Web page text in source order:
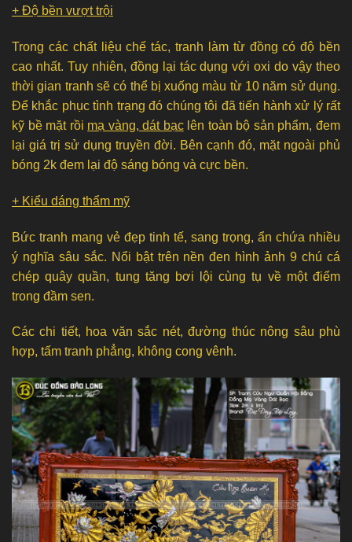
+ Độ bền vượt trội
Trong các chất liệu chế tác, tranh làm từ đồng có độ bền
cao nhất. Tuy nhiên, đồng lại tác dụng với oxi do vậy theo
thời gian tranh sẽ có thể bị xuống màu từ 10 năm sử dụng.
Để khắc phục tình trạng đó chúng tôi đã tiến hành xử lý rất
kỹ bề mặt rồi mạ vàng, dát bạclên toàn bộ sản phẩm, đem
lại giá trị sử dụng truyền đời. Bên cạnh đó, mặt ngoài phủ
bóng 2k đem lại độ sáng bóng và cực bền.
+ Kiểu dáng thẩm mỹ
Bức tranh mang vẻ đẹp tinh tế, sang trọng, ẩn chứa nhiều
ý nghĩa sâu sắc. Nổi bật trên nền đen hình ảnh 9 chú cá
chép quây quần, tung tăng bơi lội cùng tụ về một điểm
trong đầm sen.
Các chi tiết, hoa văn sắc nét, đường thúc nông sâu phù
hợp, tấm tranh phẳng, không cong vênh.